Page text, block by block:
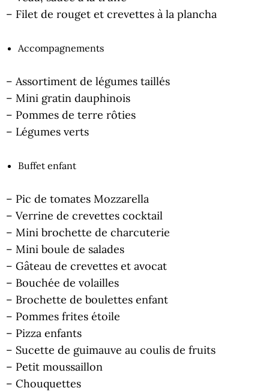
– Filet de rouget et crevettes à la plancha
Accompagnements
– Assortiment de légumes taillés
– Mini gratin dauphinois
– Pommes de terre rôties
– Légumes verts
Buffet enfant
– Pic de tomates Mozzarella
– Verrine de crevettes cocktail
– Mini brochette de charcuterie
– Mini boule de salades
– Gâteau de crevettes et avocat
– Bouchée de volailles
– Brochette de boulettes enfant
– Pommes frites étoile
– Pizza enfants
– Sucette de guimauve au coulis de fruits
– Petit moussaillon
– Chouquettes